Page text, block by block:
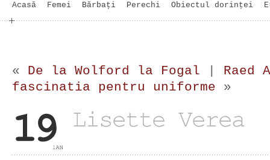
Acasă Femei Bărbaţi Perechi Obiectul dorinței
« De la Wolford la Fogal
Raed
fascinatia pentru uniforme »